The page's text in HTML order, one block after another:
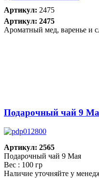
Артикул: 2475
Артикул: 2475
Ароматный мед, варенье и
Подарочный чай 9
Артикул: 2565
Подарочный чай 9 Мая
Вес : 100 гр
Наличие уточняйте у